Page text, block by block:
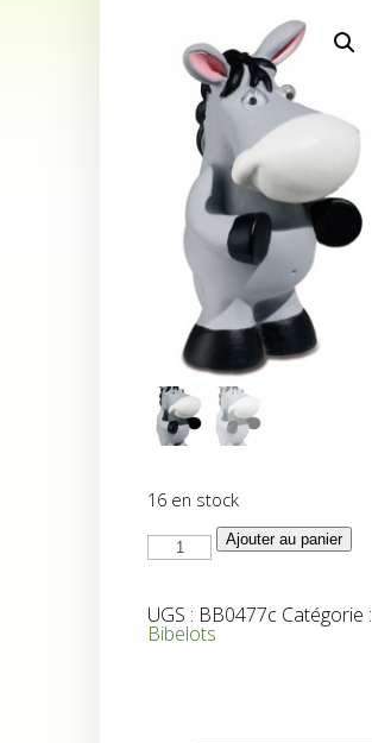
16 en stock
quantité
de
debout
c
Ajouter au panier
UGS : BB0477c Catégorie :
Bibelots